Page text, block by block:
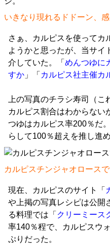
いきなり現れるドドーン、
さぁ、カルピスを使ってカ
ようかと思ったが、当サイ
介していた。「 めんつゆに
すか 」「 カルピス社主催カ
上の写真のチラシ寿司（こ
カルピス割合はわからない
つゆはカルピス率200％だ
らして100％超えを推し進め
カルピスチンジャオロース
現在、カルピスのサイト「
や上掲の写真レシピは公開
る料理では「 クリーミース
率140％程で、カルピスウ
ぷりだった。